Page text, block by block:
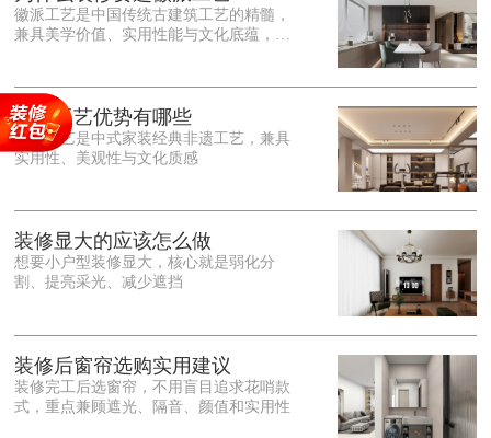
徽派工艺是中国传统古建筑工艺的精髓，
兼具美学价值、实用性能与文化底蕴，优
雕细琢的砖、木、石雕为特色，线条古朴
大气，意境悠远，自带东方中式雅致韵
味，耐看且不易过时。<o:p></o:p> 在工
艺品质上，徽派工艺遵循古法匠心工序，
保耐用，抗风化、耐腐蚀，使用
徽派工艺优势有哪些
徽派工艺是中式家装经典非遗工艺，兼具
实用性、美观性与文化质感
装修显大的应该怎么做
想要小户型装修显大，核心就是弱化分
割、提亮采光、减少遮挡
装修后窗帘选购实用建议
装修完工后选窗帘，不用盲目追求花哨款
式，重点兼顾遮光、隔音、颜值和实用性